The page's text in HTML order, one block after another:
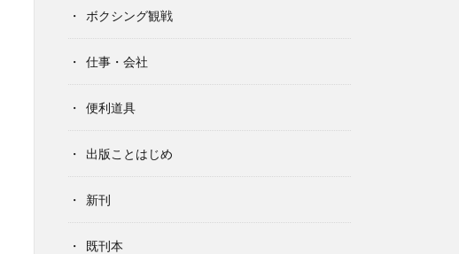
ボクシング観戦
仕事・会社
便利道具
出版ことはじめ
新刊
既刊本